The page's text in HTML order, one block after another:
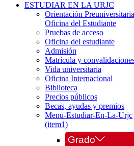
ESTUDIAR EN LA URJC
Orientación
Oficina del Estudiante
Pruebas de acceso
Oficina del estudiante
Admisión
Matrícula y
Vida universitaria
Oficina Internacional
Biblioteca
Precios públicos
Becas, ayudas y premios
Menu-Estudiar-En-La-Urjc
(item1)
Grado